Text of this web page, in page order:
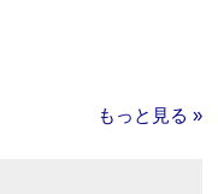
もっと見る »